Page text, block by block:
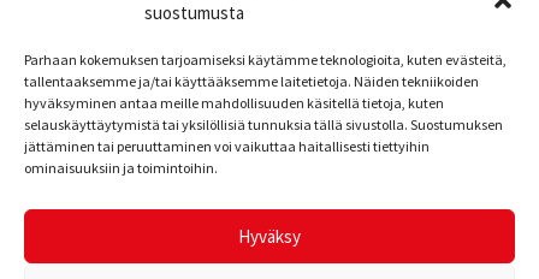
suostumusta
Parhaan kokemuksen tarjoamiseksi käytämme teknologioita, kuten evästeitä,
tallentaaksemme ja/tai käyttääksemme laitetietoja. Näiden tekniikoiden
hyväksyminen antaa meille mahdollisuuden käsitellä tietoja, kuten
selauskäyttäytymistä tai yksilöllisiä tunnuksia tällä sivustolla. Suostumuksen
jättäminen tai peruuttaminen voi vaikuttaa haitallisesti tiettyihin
ominaisuuksiin ja toimintoihin.
Hyväksy
Finland
Puh. 09 221 7088
info at supermotocenter.fi
Maanantai - Tiistai 09.00 - 17.00